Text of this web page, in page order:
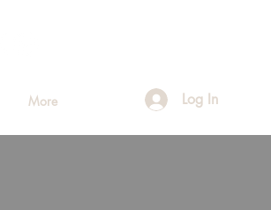
More Log In